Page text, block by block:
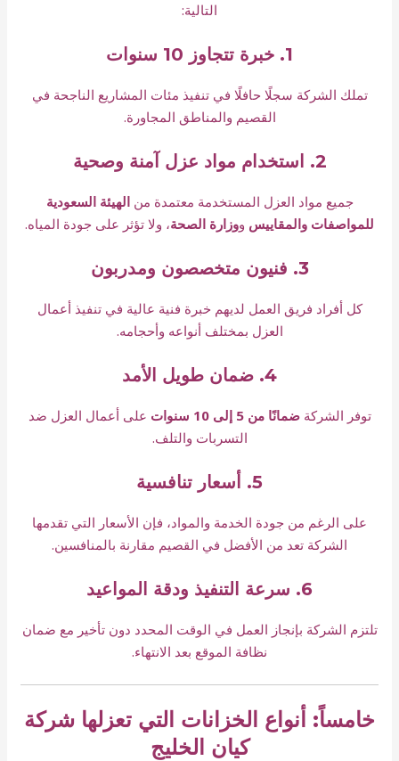
التالية:
1. خبرة تتجاوز 10 سنوات
تملك الشركة سجلًا حافلًا في تنفيذ مئات المشاريع الناجحة في
القصيم والمناطق المجاورة.
2. استخدام مواد عزل آمنة وصحية
جميع مواد العزل المستخدمة معتمدة منالهيئة السعودية
للمواصفات والمقاييس ووزارة الصحة، ولا تؤثر على جودة المياه.
3. فنيون متخصصون ومدربون
كل أفراد فريق العمل لديهم خبرة فنية عالية في تنفيذ أعمال
العزل بمختلف أنواعه وأحجامه.
4. ضمان طويل الأمد
توفر الشركةضمانًا من 5 إلى 10 سنوات
على أعمال العزل ضد
التسربات والتلف.
5. أسعار تنافسية
على الرغم من جودة الخدمة والمواد، فإن الأسعار التي تقدمها
الشركة تعد من الأفضل في القصيم مقارنة بالمنافسين.
6. سرعة التنفيذ ودقة المواعيد
تلتزم الشركة بإنجاز العمل في الوقت المحدد دون تأخير مع ضمان
نظافة الموقع بعد الانتهاء.
خامساً: أنواع الخزانات التي تعزلها شركة
كيان الخليج